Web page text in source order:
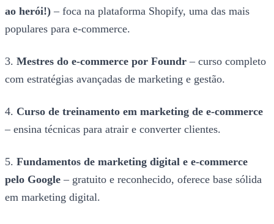
ao herói!) – foca na plataforma Shopify, uma das mais
populares para e-commerce.
3. Mestres do e-commerce por Foundr – curso completo
com estratégias avançadas de marketing e gestão.
4. Curso de treinamento em marketing de e-commerce
– ensina técnicas para atrair e converter clientes.
5. Fundamentos de marketing digital e e-commerce
pelo Google – gratuito e reconhecido, oferece base sólida
em marketing digital.